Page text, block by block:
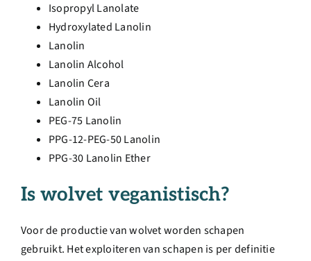
Isopropyl Lanolate
Hydroxylated Lanolin
Lanolin
Lanolin Alcohol
Lanolin Cera
Lanolin Oil
PEG-75 Lanolin
PPG-12-PEG-50 Lanolin
PPG-30 Lanolin Ether
Is wolvet veganistisch?
Voor de productie van wolvet worden schapen
gebruikt. Het exploiteren van schapen is per definitie